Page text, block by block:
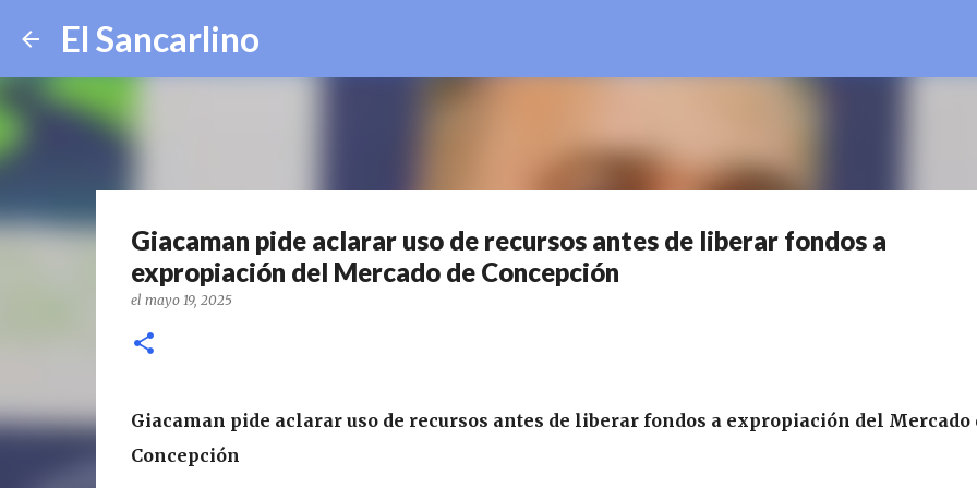
El Sancarlino
Giacaman pide aclarar uso de recursos antes de liberar fondos a
expropiación del Mercado de Concepción
el mayo 19, 2025
Giacaman pide aclarar uso de recursos antes de liberar fondos a expropiación del Mercado
Concepción